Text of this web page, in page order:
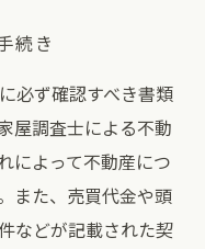
続き
必ず確認すべき書類
屋調査士による不動
によって不動産につ
また、売買代金や頭
などが記載された契